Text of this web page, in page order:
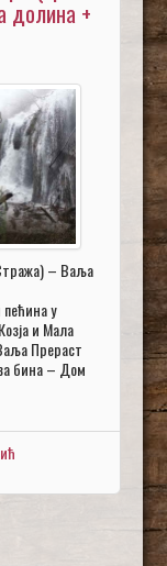
долина +
– Ваља
у
и Мала
Прераст
бина – Дом